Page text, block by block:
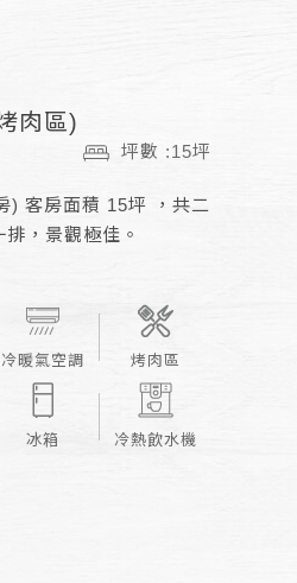
肉區)
坪數 :15坪
) 客房面積 15坪 ，共二
，景觀極佳。
冷暖氣空調 烤肉區
冰箱 冷熱飲水機